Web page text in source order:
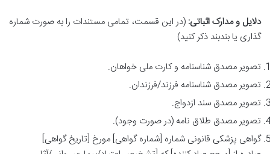
دلایل و مدارک اثباتی: (در این قسمت، تمامی مستندات را به صورت شماره
گذاری یا بندبند ذکر کنید)
تصویر مصدق شناسنامه و کارت ملی خواهان.
تصویر مصدق شناسنامه فرزند/فرزندان.
تصویر مصدق سند ازدواج.
تصویر مصدق طلاق نامه (در صورت وجود).
گواهی پزشکی قانونی شماره [شماره گواهی] مورخ [تاریخ گواهی]